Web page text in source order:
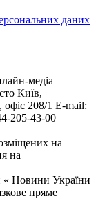
даних
медіа –
Київ,
208/1 E-mail:
205-43-00
на
на
« Новини України
пряме